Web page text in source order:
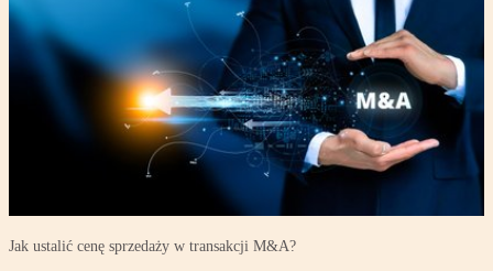
Jak ustalić cenę sprzedaży w transakcji M&A?